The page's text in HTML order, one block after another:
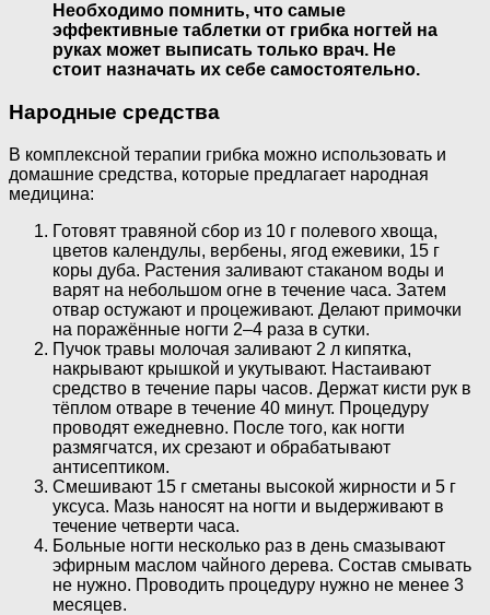
Необходимо помнить, что самые
эффективные таблетки от грибка ногтей на
руках может выписать только врач. Не
стоит назначать их себе самостоятельно.
Народные средства
В комплексной терапии грибка можно использовать и
домашние средства, которые предлагает народная
медицина:
Готовят травяной сбор из 10 г полевого хвоща,
цветов календулы, вербены, ягод ежевики, 15 г
коры дуба. Растения заливают стаканом воды и
варят на небольшом огне в течение часа. Затем
отвар остужают и процеживают. Делают примочки
на поражённые ногти 2–4 раза в сутки.
Пучок травы молочая заливают 2 л кипятка,
накрывают крышкой и укутывают. Настаивают
средство в течение пары часов. Держат кисти рук в
тёплом отваре в течение 40 минут. Процедуру
проводят ежедневно. После того, как ногти
размягчатся, их срезают и обрабатывают
антисептиком.
Смешивают 15 г сметаны высокой жирности и 5 г
уксуса. Мазь наносят на ногти и выдерживают в
течение четверти часа.
Больные ногти несколько раз в день смазывают
эфирным маслом чайного дерева. Состав смывать
не нужно. Проводить процедуру нужно не менее 3
месяцев.